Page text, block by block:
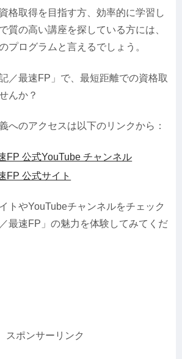
格取得を目指す方、効率的に学習し
質の高い講座を探している方には、
プログラムと言えるでしょう。
／最速FP」で、最短距離での資格取
んか？
へのアクセスは以下のリンクから：
FP 公式YouTube チャンネル
FP 公式サイト
トやYouTubeチャンネルをチェック
最速FP」の魅力を体験してみてくだ
スポンサーリンク